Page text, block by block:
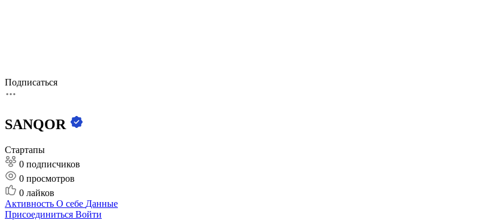
Подписаться
SANQOR
Стартапы
0 подписчиков
0 просмотров
0 лайков
Активность О себе Данные
Присоединиться Войти